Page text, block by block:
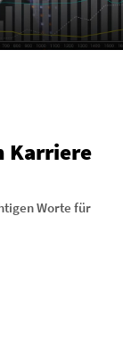
Karriere
Worte für